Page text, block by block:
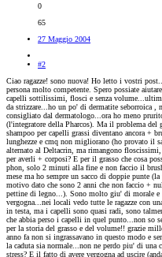
0
65
27 Maggio 2004
#2
Ciao ragazze! sono nuova! Ho letto i vostri
persona molto competente. Spero possiate
capelli sottilissimi, flosci e senza
da strizzare...ho un po' di dermatite seborroica ,
consigliato dal dermatologo...ora ho meno
(l'integratore della Pharcos). Ma il problema del
shampoo per capelli grassi diventano ancora +
lunghezze e cmq non migliorano (ho provato il
alternato al Deltacrin, ma rimangono
per averli + corposi? E per il grasso che cosa
phon, solo 2 minuti alla fine e non faccio il
mese ma ho sempre un sacco di doppie punte
motivo dato che sono 2 anni che non faccio +
pettine di legno...). Sono molto giu' di morale e
vergogna...nei locali vedo tutte le ragazze con
in testa, ma i capelli sono quasi radi, sono
che abbia perso i capelli in quel punto...non so
per la storia del grasso e del volume!! grazie
anno fa non si ingrassavano in questo modo e
la caduta sia normale...non ne perdo piu' di una
stress? E il fatto di avere vergogna ad uscire